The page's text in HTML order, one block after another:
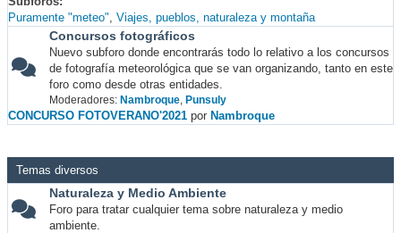
Puramente "meteo" Viajes, pueblos, naturaleza y montaña
Concursos fotográficos
Nuevo subforo donde encontrarás todo lo relativo a los concursos
de fotografía meteorológica que se van organizando, tanto en este
foro como desde otras entidades.
Moderadores: Nambroque, Punsuly
CONCURSO FOTOVERANO'2021 por Nambroque
Temas diversos
Naturaleza y Medio Ambiente
Foro para tratar cualquier tema sobre naturaleza y medio
ambiente.